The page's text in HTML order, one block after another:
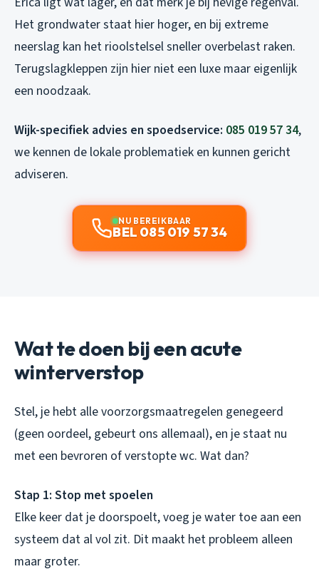
Het grondwater staat hier hoger, en bij extreme
neerslag kan het rioolstelsel sneller overbelast raken.
Terugslagkleppen zijn hier niet een luxe maar eigenlijk
een noodzaak.
Wijk-specifiek advies en spoedservice: 085 019 57 34,
we kennen de lokale problematiek en kunnen gericht
adviseren.
NU BEREIKBAAR
BEL 085 019 57 34
Wat te doen bij een acute
winterverstop
Stel, je hebt alle voorzorgsmaatregelen genegeerd
(geen oordeel, gebeurt ons allemaal), en je staat nu
met een bevroren of verstopte wc. Wat dan?
Stap 1: Stop met spoelen
Elke keer dat je doorspoelt, voeg je water toe aan een
systeem dat al vol zit. Dit maakt het probleem alleen
maar groter.